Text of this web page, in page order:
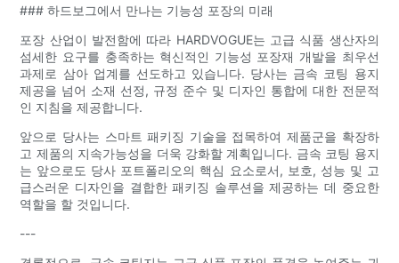
### 하드보그에서 만나는 기능성 포장의 미래
포장 산업이 발전함에 따라 HARDVOGUE는 고급 식품 생산자의
섬세한 요구를 충족하는 혁신적인 기능성 포장재 개발을 최우선
과제로 삼아 업계를 선도하고 있습니다. 당사는 금속 코팅 용지
제공을 넘어 소재 선정, 규정 준수 및 디자인 통합에 대한 전문적
인 지침을 제공합니다.
앞으로 당사는 스마트 패키징 기술을 접목하여 제품군을 확장하
고 제품의 지속가능성을 더욱 강화할 계획입니다. 금속 코팅 용지
는 앞으로도 당사 포트폴리오의 핵심 요소로서, 보호, 성능 및 고
급스러운 디자인을 결합한 패키징 솔루션을 제공하는 데 중요한
역할을 할 것입니다.
---